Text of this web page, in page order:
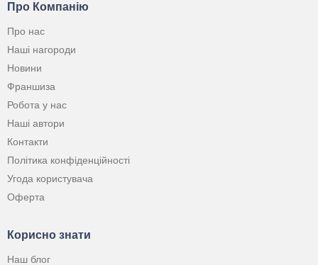
Про Компанію
Про нас
Наші нагороди
Новини
Франшиза
Робота у нас
Наші автори
Контакти
Політика конфіденційності
Угода користувача
Оферта
Корисно знати
Наш блог